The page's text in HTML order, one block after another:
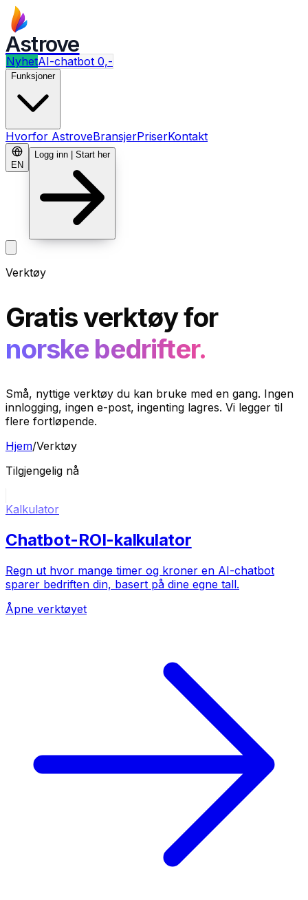
Astrove
NyhetAI-chatbot 0,-
Funksjoner
Hvorfor AstroveBransjerPriserKontakt
EN
Logg inn | Start her
Verktøy
Gratis verktøy for
norske bedrifter.
Små, nyttige verktøy du kan bruke med en gang. Ingen
innlogging, ingen e-post, ingenting lagres. Vi legger til
flere fortløpende.
Hjem/Verktøy
Tilgjengelig nå
Kalkulator
Chatbot-ROI-kalkulator
Regn ut hvor mange timer og kroner en AI-chatbot
sparer bedriften din, basert på dine egne tall.
Åpne verktøyet